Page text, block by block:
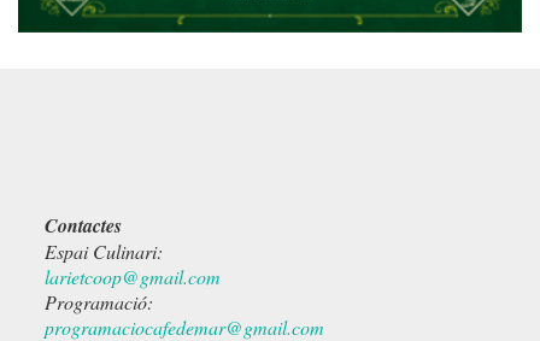
Contactes
Espai Culinari:
larietcoop@gmail.com
Programació:
programaciocafedemar@gmail.com